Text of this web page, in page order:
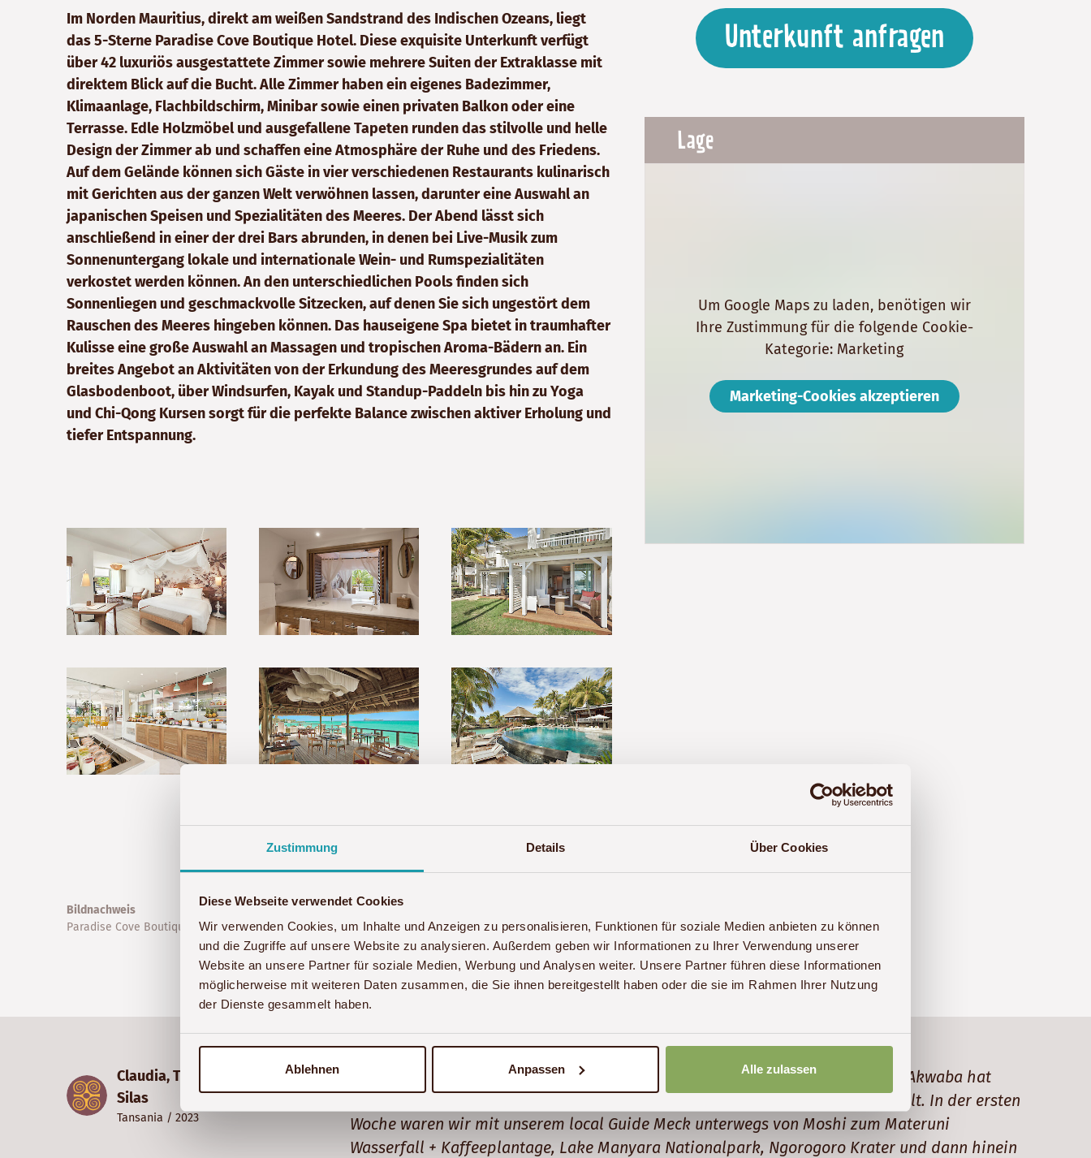
Zustimmung Details Über Cookies
Diese Webseite verwendet Cookies
Wir verwenden Cookies, um Inhalte und Anzeigen zu personalisieren, Funktionen für soziale Medien anbieten zu können
und die Zugriffe auf unsere Website zu analysieren. Außerdem geben wir Informationen zu Ihrer Verwendung unserer
Website an unsere Partner für soziale Medien, Werbung und Analysen weiter. Unsere Partner führen diese Informationen
möglicherweise mit weiteren Daten zusammen, die Sie ihnen bereitgestellt haben oder die sie im Rahmen Ihrer Nutzung
der Dienste gesammelt haben.
Ablehnen Anpassen Alle zulassen
Im Norden Mauritius, direkt am weißen Sandstrand des Indischen Ozeans, liegt
das 5-Sterne Paradise Cove Boutique Hotel. Diese exquisite Unterkunft verfügt
über 42 luxuriös ausgestattete Zimmer sowie mehrere Suiten der Extraklasse mit
direktem Blick auf die Bucht. Alle Zimmer haben ein eigenes Badezimmer,
Klimaanlage, Flachbildschirm, Minibar sowie einen privaten Balkon oder eine
Terrasse. Edle Holzmöbel und ausgefallene Tapeten runden das stilvolle und helle
Design der Zimmer ab und schaffen eine Atmosphäre der Ruhe und des Friedens.
Auf dem Gelände können sich Gäste in vier verschiedenen Restaurants kulinarisch
mit Gerichten aus der ganzen Welt verwöhnen lassen, darunter eine Auswahl an
japanischen Speisen und Spezialitäten des Meeres. Der Abend lässt sich
anschließend in einer der drei Bars abrunden, in denen bei Live-Musik zum
Sonnenuntergang lokale und internationale Wein- und Rumspezialitäten
verkostet werden können. An den unterschiedlichen Pools finden sich
Sonnenliegen und geschmackvolle Sitzecken, auf denen Sie sich ungestört dem
Rauschen des Meeres hingeben können. Das hauseigene Spa bietet in traumhafter
Kulisse eine große Auswahl an Massagen und tropischen Aroma-Bädern an. Ein
breites Angebot an Aktivitäten von der Erkundung des Meeresgrundes auf dem
Glasbodenboot, über Windsurfen, Kayak und Standup-Paddeln bis hin zu Yoga
und Chi-Qong Kursen sorgt für die perfekte Balance zwischen aktiver Erholung und
tiefer Entspannung.
Unterkunft anfragen
Lage
Um Google Maps zu laden, benötigen wir
Ihre Zustimmung für die folgende Cookie-
Kategorie: Marketing
Marketing-Cookies akzeptieren
Bildnachweis
Paradise Cove Boutique Hotel
Claudia, Thomas, Jonas &
Silas
Tansania / 2023
Unsere Reise nach Tansania und Sansibar war sehr interessant und vielfältig. Akwaba hat
eine super Vorbereitung gemacht und eine tolle Reise für uns zusammengestellt. In der ersten
Woche waren wir mit unserem local Guide Meck unterwegs von Moshi zum Materuni
Wasserfall + Kaffeeplantage, Lake Manyara Nationalpark, Ngorogoro Krater und dann hinein